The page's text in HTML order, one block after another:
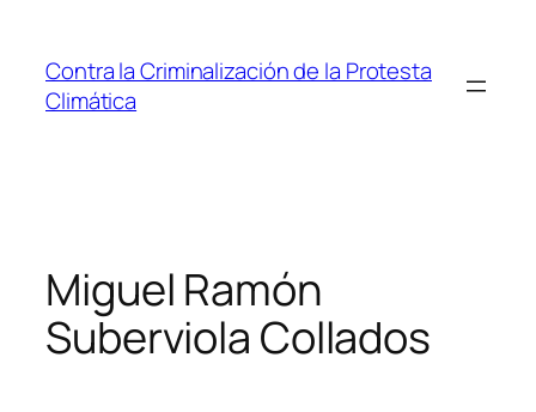
contenido
Contra la Criminalización de la Protesta
Climática
Miguel Ramón
Suberviola Collados